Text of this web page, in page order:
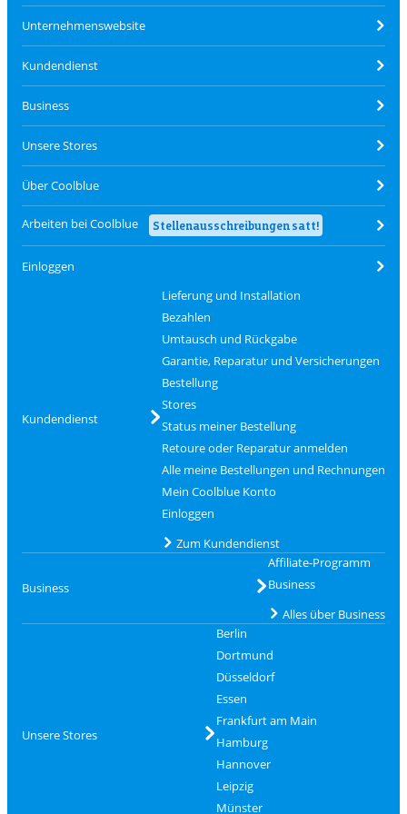
Unternehmenswebsite
Kundendienst
Business
Unsere Stores
Über Coolblue
Arbeiten bei Coolblue Stellenausschreibungen satt!
Einloggen
Kundendienst
Lieferung und Installation
Bezahlen
Umtausch und Rückgabe
Garantie, Reparatur und Versicherungen
Bestellung
Stores
Status meiner Bestellung
Retoure oder Reparatur anmelden
Alle meine Bestellungen und Rechnungen
Mein Coolblue Konto
Einloggen
Zum Kundendienst
Business
Affiliate-Programm
Business
Alles über Business
Unsere Stores
Berlin
Dortmund
Düsseldorf
Essen
Frankfurt am Main
Hamburg
Hannover
Leipzig
Münster